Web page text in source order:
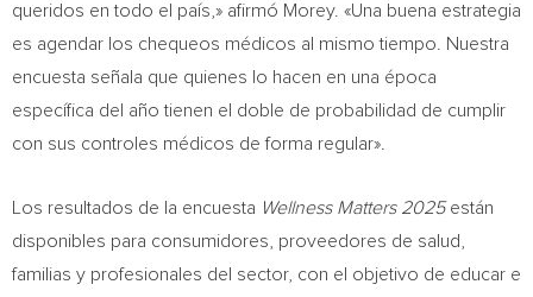
queridos en todo el país,» afirmó Morey. «Una buena estrategia
es agendar los chequeos médicos al mismo tiempo. Nuestra
encuesta señala que quienes lo hacen en una época
específica del año tienen el doble de probabilidad de cumplir
con sus controles médicos de forma regular».
Los resultados de la encuesta Wellness Matters 2025están
disponibles para consumidores, proveedores de salud,
familias y profesionales del sector, con el objetivo de educar e